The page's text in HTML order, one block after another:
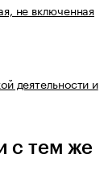
не включенная
деятельности и
с тем же